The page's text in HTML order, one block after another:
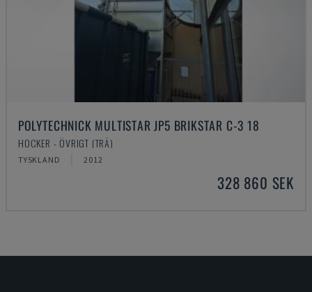
POLYTECHNICK MULTISTAR JP5 BRIKSTAR C-3 18
HOCKER - ÖVRIGT (TRÄ)
TYSKLAND 2012
328 860 SEK